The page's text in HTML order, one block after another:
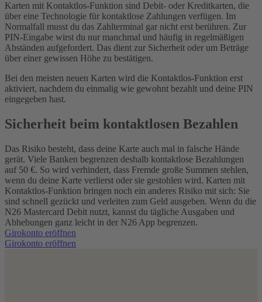
Karten mit Kontaktlos-Funktion sind Debit- oder Kreditkarten, die
über eine Technologie für kontaktlose Zahlungen verfügen. Im
Normalfall musst du das Zahlterminal gar nicht erst berühren. Zur
PIN-Eingabe wirst du nur manchmal und häufig in regelmäßigen
Abständen aufgefordert. Das dient zur Sicherheit oder um Beträge
über einer gewissen Höhe zu bestätigen.
Bei den meisten neuen Karten wird die Kontaktlos-Funktion erst
aktiviert, nachdem du einmalig wie gewohnt bezahlt und deine PIN
eingegeben hast.
Sicherheit beim kontaktlosen Bezahlen
Das Risiko besteht, dass deine Karte auch mal in falsche Hände
gerät. Viele Banken begrenzen deshalb kontaktlose Bezahlungen
auf 50 €. So wird verhindert, dass Fremde große Summen stehlen,
wenn du deine Karte verlierst oder sie gestohlen wird. Karten mit
Kontaktlos-Funktion bringen noch ein anderes Risiko mit sich: Sie
sind schnell gezückt und verleiten zum Geld ausgeben. Wenn du die
N26 Mastercard Debit nutzt, kannst du tägliche Ausgaben und
Abhebungen ganz leicht in der N26 App begrenzen.
Girokonto eröffnen
Girokonto eröffnen